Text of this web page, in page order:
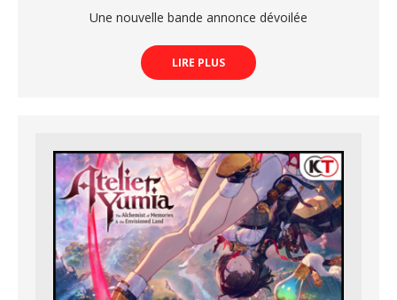
Une nouvelle bande annonce dévoilée
LIRE PLUS